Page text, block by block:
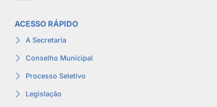
ACESSO RÁPIDO
A Secretaria
Conselho Municipal
Processo Seletivo
Legislação